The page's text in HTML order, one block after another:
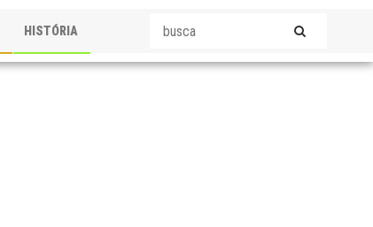
HISTÓRIA